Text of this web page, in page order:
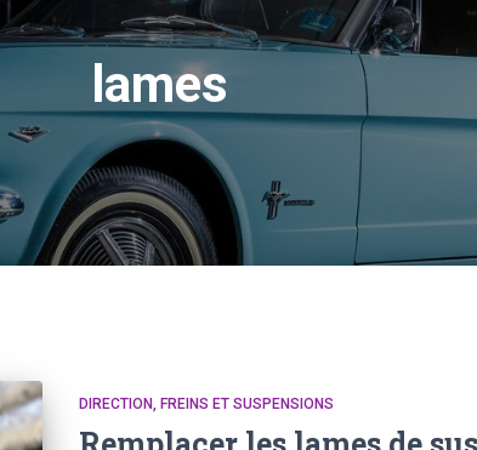
lames
DIRECTION, FREINS ET SUSPENSIONS